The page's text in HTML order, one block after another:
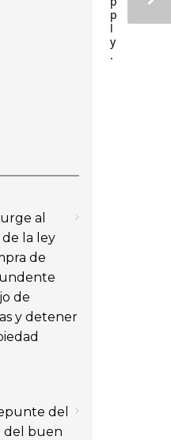
p
l
y
.
al
la ley
de
de
y detener
del
del buen